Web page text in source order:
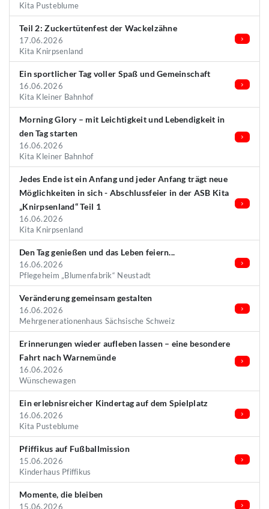
Kita Pusteblume
Teil 2: Zuckertütenfest der Wackelzähne
17.06.2026
Kita Knirpsenland
Ein sportlicher Tag voller Spaß und Gemeinschaft
16.06.2026
Kita Kleiner Bahnhof
Morning Glory – mit Leichtigkeit und Lebendigkeit in
den Tag starten
16.06.2026
Kita Kleiner Bahnhof
Jedes Ende ist ein Anfang und jeder Anfang trägt neue
Möglichkeiten in sich - Abschlussfeier in der ASB Kita
„Knirpsenland“ Teil 1
16.06.2026
Kita Knirpsenland
Den Tag genießen und das Leben feiern...
16.06.2026
Pflegeheim „Blumenfabrik“ Neustadt
Veränderung gemeinsam gestalten
16.06.2026
Mehrgenerationenhaus Sächsische Schweiz
Erinnerungen wieder aufleben lassen – eine besondere
Fahrt nach Warnemünde
16.06.2026
Wünschewagen
Ein erlebnisreicher Kindertag auf dem Spielplatz
16.06.2026
Kita Pusteblume
Pfiffikus auf Fußballmission
15.06.2026
Kinderhaus Pfiffikus
Momente, die bleiben
15.06.2026